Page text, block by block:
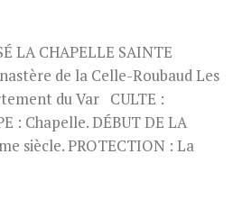
LA CHAPELLE SAINTE
de la Celle-Roubaud Les
du Var CULTE :
: Chapelle. DÉBUT DE LA
siècle. PROTECTION : La